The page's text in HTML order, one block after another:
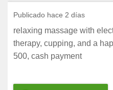
Publicado hace 2 días
relaxing massage with
therapy, cupping, and a
500, cash payment